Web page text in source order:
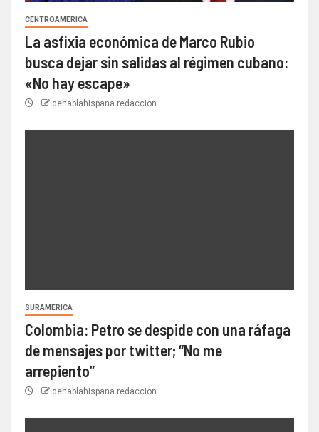
CENTROAMERICA
La asfixia económica de Marco Rubio
busca dejar sin salidas al régimen cubano:
«No hay escape»
dehablahispana redaccion
SURAMERICA
Colombia: Petro se despide con una ráfaga
de mensajes por twitter; “No me
arrepiento”
dehablahispana redaccion